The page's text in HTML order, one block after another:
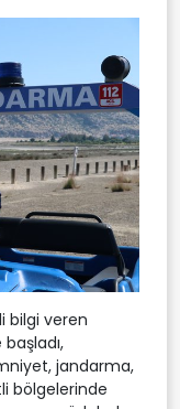
bilgi veren
jandarma,
bölgelerinde